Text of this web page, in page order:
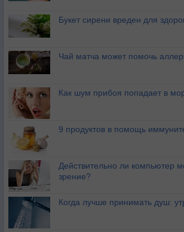
Букет сирени вреден для
Чай матча может помочь
Как шум прибоя попадает в
9 продуктов в помощь
Действительно ли компьютер
зрение?
Когда лучше принимать душ: